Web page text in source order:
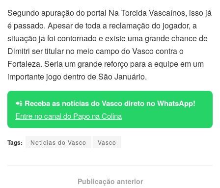
Segundo apuração do portal Na Torcida Vascaínos, isso já
é passado. Apesar de toda a reclamação do jogador, a
situação ja foi contornado e existe uma grande chance de
Dimitri ser titular no meio campo do Vasco contra o
Fortaleza. Seria um grande reforço para a equipe em um
importante jogo dentro de São Januário.
📲 Receba as notícias do Vasco direto no WhatsApp!
Entre no canal do Papo na Colina
Tags: Noticias do Vasco Vasco
Publicação anterior